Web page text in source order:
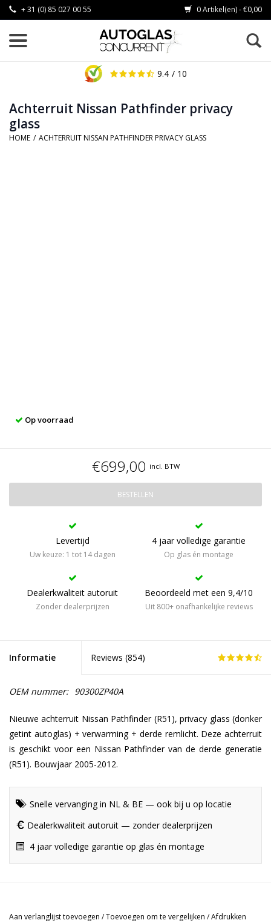
+ 31 (0) 85 027 00 55 0 Artikel(en) - €0,00
9.4 / 10
Achterruit Nissan Pathfinder privacy
glass
HOME / ACHTERRUIT NISSAN PATHFINDER PRIVACY GLASS
Op voorraad
€699,00 incl. BTW
BESTELLEN
Levertijd
Uw keuze: 1 tot 14 dagen
4 jaar volledige garantie
Op glas én montage
Dealerkwaliteit autoruit
Zonder dealerprijzen
Beoordeeld met een 9,4/10
Uit 800+ onafhankelijke reviews
Informatie Reviews (854)
OEM nummer: 90300ZP40A
Nieuwe achterruit Nissan Pathfinder (R51), privacy glass (donker
getint autoglas) + verwarming + derde remlicht. Deze achterruit
is geschikt voor een Nissan Pathfinder van de derde generatie
(R51). Bouwjaar 2005-2012.
Snelle vervanging in NL & BE — ook bij u op locatie
Dealerkwaliteit autoruit — zonder dealerprijzen
4 jaar volledige garantie op glas én montage
Aan verlanglijst toevoegen /Toevoegen om te vergelijken /Afdrukken